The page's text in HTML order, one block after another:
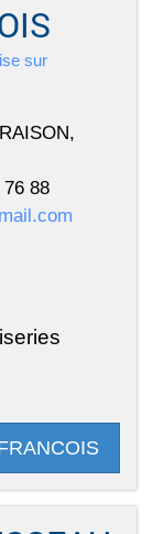
sur
88